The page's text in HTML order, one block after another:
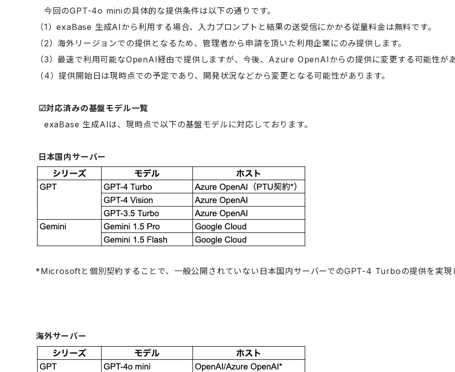
今回のGPT-4o miniの具体的な提供条件は以下の通りです。
（1）exaBase 生成AIから利用する場合、入力プロンプトと結果の送受信にかかる従量料金は無料です。
（2）海外リージョンでの提供となるため、管理者から申請を頂いた利用企業にのみ提供します。
（3）最速で利用可能なOpenAI経由で提供しますが、今後、Azure OpenAIからの提供に変更する可能性があ
（4）提供開始日は現時点での予定であり、開発状況などから変更となる可能性があります。
☑︎対応済みの基盤モデル一覧
exaBase 生成AIは、現時点で以下の基盤モデルに対応しております。
日本国内サーバー
*Microsoftと個別契約することで、一般公開されていない日本国内サーバーでのGPT-4 Turboの提供を実現
海外サーバー